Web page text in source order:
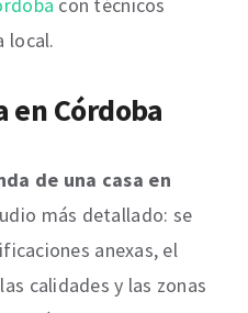
con técnicos
local.
en Córdoba
de una casa en
más detallado: se
anexas, el
calidades y las zonas